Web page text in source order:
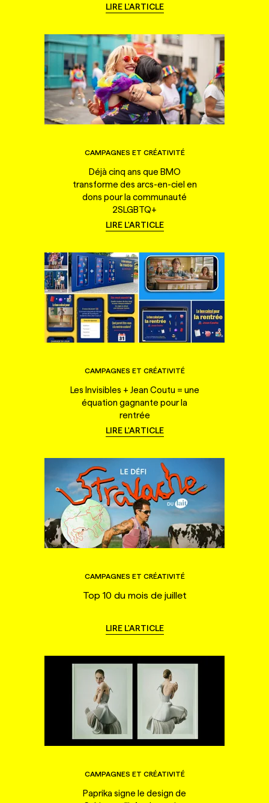
LIRE L'ARTICLE
CAMPAGNES ET CRÉATIVITÉ
Déjà cinq ans que BMO
transforme des arcs-en-ciel en
dons pour la communauté
2SLGBTQ+
LIRE L'ARTICLE
CAMPAGNES ET CRÉATIVITÉ
Les Invisibles + Jean Coutu = une
équation gagnante pour la
rentrée
LIRE L'ARTICLE
CAMPAGNES ET CRÉATIVITÉ
Top 10 du mois de juillet
LIRE L'ARTICLE
CAMPAGNES ET CRÉATIVITÉ
Paprika signe le design de